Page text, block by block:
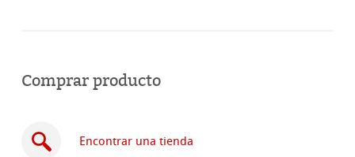
Comprar producto
Encontrar una tienda